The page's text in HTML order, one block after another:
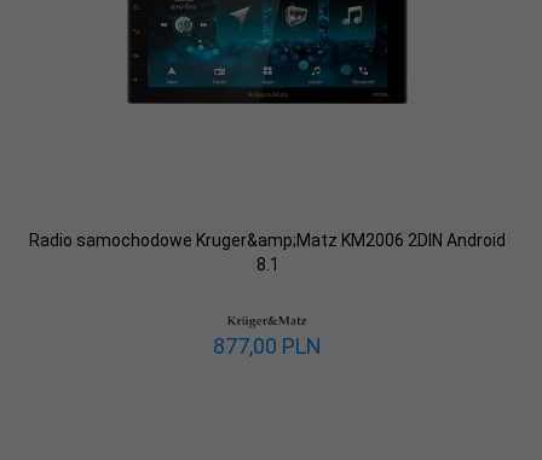
Radio samochodowe Kruger&amp;Matz KM2006 2DIN Android
8.1
877,00 PLN